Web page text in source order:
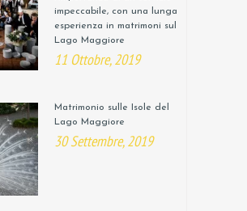
impeccabile, con una lunga
esperienza in matrimoni sul
Lago Maggiore
11 Ottobre, 2019
Matrimonio sulle Isole del
Lago Maggiore
30 Settembre, 2019